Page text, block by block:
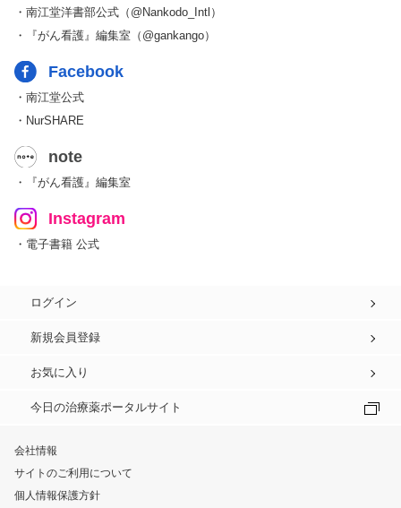
・南江堂洋書部公式（@Nankodo_Intl）
・『がん看護』編集室（@gankango）
Facebook
・南江堂公式
・NurSHARE
note
・『がん看護』編集室
Instagram
・電子書籍 公式
ログイン
新規会員登録
お気に入り
今日の治療薬ポータルサイト
会社情報
サイトのご利用について
個人情報保護方針